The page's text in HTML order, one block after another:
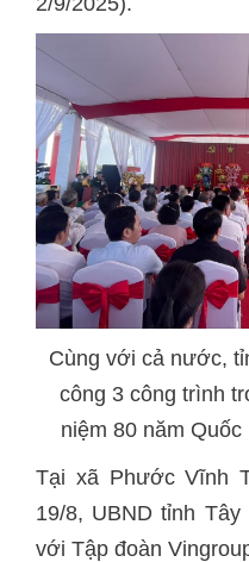
Cùng với cả nước,
công 3 công trình
niệm 80 năm
Tại xã Phước Vĩnh
19/8, UBND tỉnh
với Tập đoàn